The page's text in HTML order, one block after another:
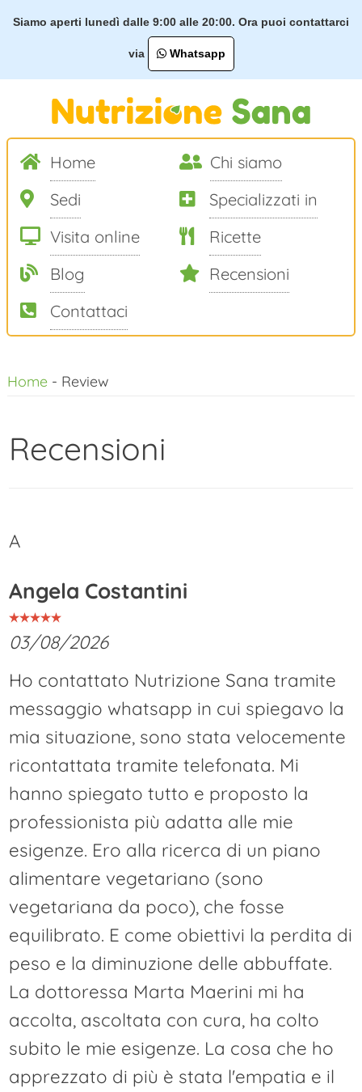
Siamo aperti lunedì dalle 9:00 alle 20:00. Ora puoi contattarci
via Whatsapp
Home
Chi siamo
Sedi
Specializzati in
Visita online
Ricette
Blog
Recensioni
Contattaci
alHome- Review
Recensioni
A
Angela Costantini
03/08/2026
Ho contattato Nutrizione Sana tramite
messaggio whatsapp in cui spiegavo la
mia situazione, sono stata velocemente
ricontattata tramite telefonata. Mi
hanno spiegato tutto e proposto la
professionista più adatta alle mie
esigenze. Ero alla ricerca di un piano
alimentare vegetariano (sono
vegetariana da poco), che fosse
equilibrato. E come obiettivi la perdita di
peso e la diminuzione delle abbuffate.
La dottoressa Marta Maerini mi ha
accolta, ascoltata con cura, ha colto
subito le mie esigenze. La cosa che ho
apprezzato di più è stata l'empatia e il